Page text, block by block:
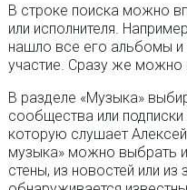
В строке поиска можно
или исполнителя.
нашло все его альбомы
участие. Сразу же можно
В разделе «Музыка»
сообщества или
которую слушает
музыка» можно выбрать
стены, из новостей или из